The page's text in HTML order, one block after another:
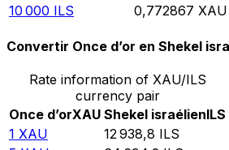
10 000 ILS 0,772867 XAU
Convertir Once d’or en Shekel
Rate information of XAU/ILS
currency pair
Once d’orXAU Shekel israélienILS
1 XAU 12 938,8 ILS